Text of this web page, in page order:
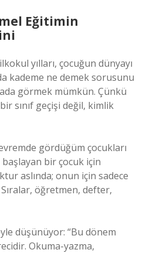
Eğitimin
yılları, çocuğun dünyayı
kademe ne demek sorusunu
görmek mümkün. Çünkü
sınıf geçişi değil, kimlik
gördüğüm çocukları
bir çocuk için
aslında; onun için sadece
öğretmen, defter,
düşünüyor: “Bu dönem
Okuma-yazma,